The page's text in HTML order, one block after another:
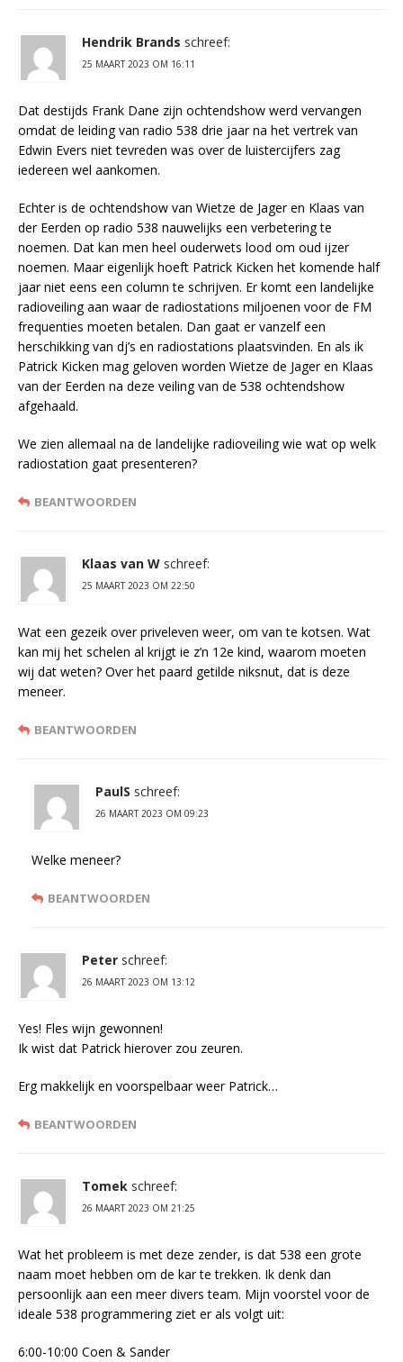
Hendrik Brands schreef:
25 MAART 2023 OM 16:11
Dat destijds Frank Dane zijn ochtendshow werd vervangen
omdat de leiding van radio 538 drie jaar na het vertrek van
Edwin Evers niet tevreden was over de luistercijfers zag
iedereen wel aankomen.
Echter is de ochtendshow van Wietze de Jager en Klaas van
der Eerden op radio 538 nauwelijks een verbetering te
noemen. Dat kan men heel ouderwets lood om oud ijzer
noemen. Maar eigenlijk hoeft Patrick Kicken het komende half
jaar niet eens een column te schrijven. Er komt een landelijke
radioveiling aan waar de radiostations miljoenen voor de FM
frequenties moeten betalen. Dan gaat er vanzelf een
herschikking van dj’s en radiostations plaatsvinden. En als ik
Patrick Kicken mag geloven worden Wietze de Jager en Klaas
van der Eerden na deze veiling van de 538 ochtendshow
afgehaald.
We zien allemaal na de landelijke radioveiling wie wat op welk
radiostation gaat presenteren?
BEANTWOORDEN
Klaas van W schreef:
25 MAART 2023 OM 22:50
Wat een gezeik over priveleven weer, om van te kotsen. Wat
kan mij het schelen al krijgt ie z’n 12e kind, waarom moeten
wij dat weten? Over het paard getilde niksnut, dat is deze
meneer.
BEANTWOORDEN
PaulS schreef:
26 MAART 2023 OM 09:23
Welke meneer?
BEANTWOORDEN
Peter schreef:
26 MAART 2023 OM 13:12
Yes! Fles wijn gewonnen!
Ik wist dat Patrick hierover zou zeuren.
Erg makkelijk en voorspelbaar weer Patrick…
BEANTWOORDEN
Tomek schreef:
26 MAART 2023 OM 21:25
Wat het probleem is met deze zender, is dat 538 een grote
naam moet hebben om de kar te trekken. Ik denk dan
persoonlijk aan een meer divers team. Mijn voorstel voor de
ideale 538 programmering ziet er als volgt uit:
6:00-10:00 Coen & Sander